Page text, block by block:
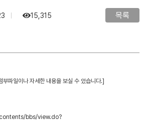
15,315 목록
부파일이나 자세한 내용을 보실 수 있습니다.]
bbs/view.do?